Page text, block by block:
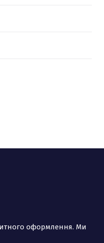
оформлення. Ми